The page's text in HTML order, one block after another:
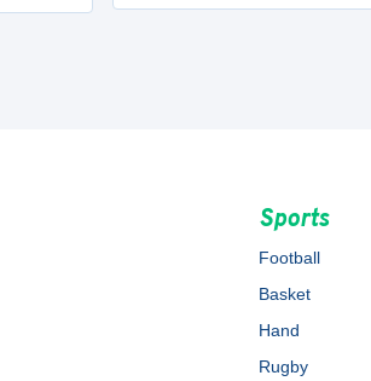
Sports
Football
Basket
Hand
Rugby